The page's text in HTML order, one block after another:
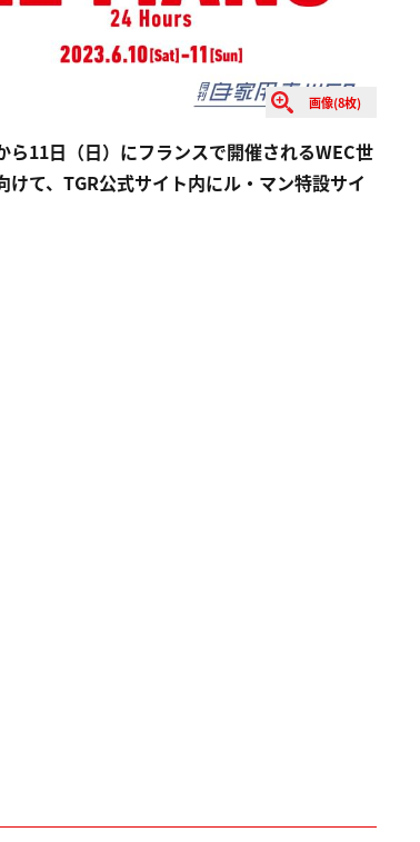
画像(8枚)
11日（日）にフランスで開催されるWEC世
て、TGR公式サイト内にル・マン特設サイ